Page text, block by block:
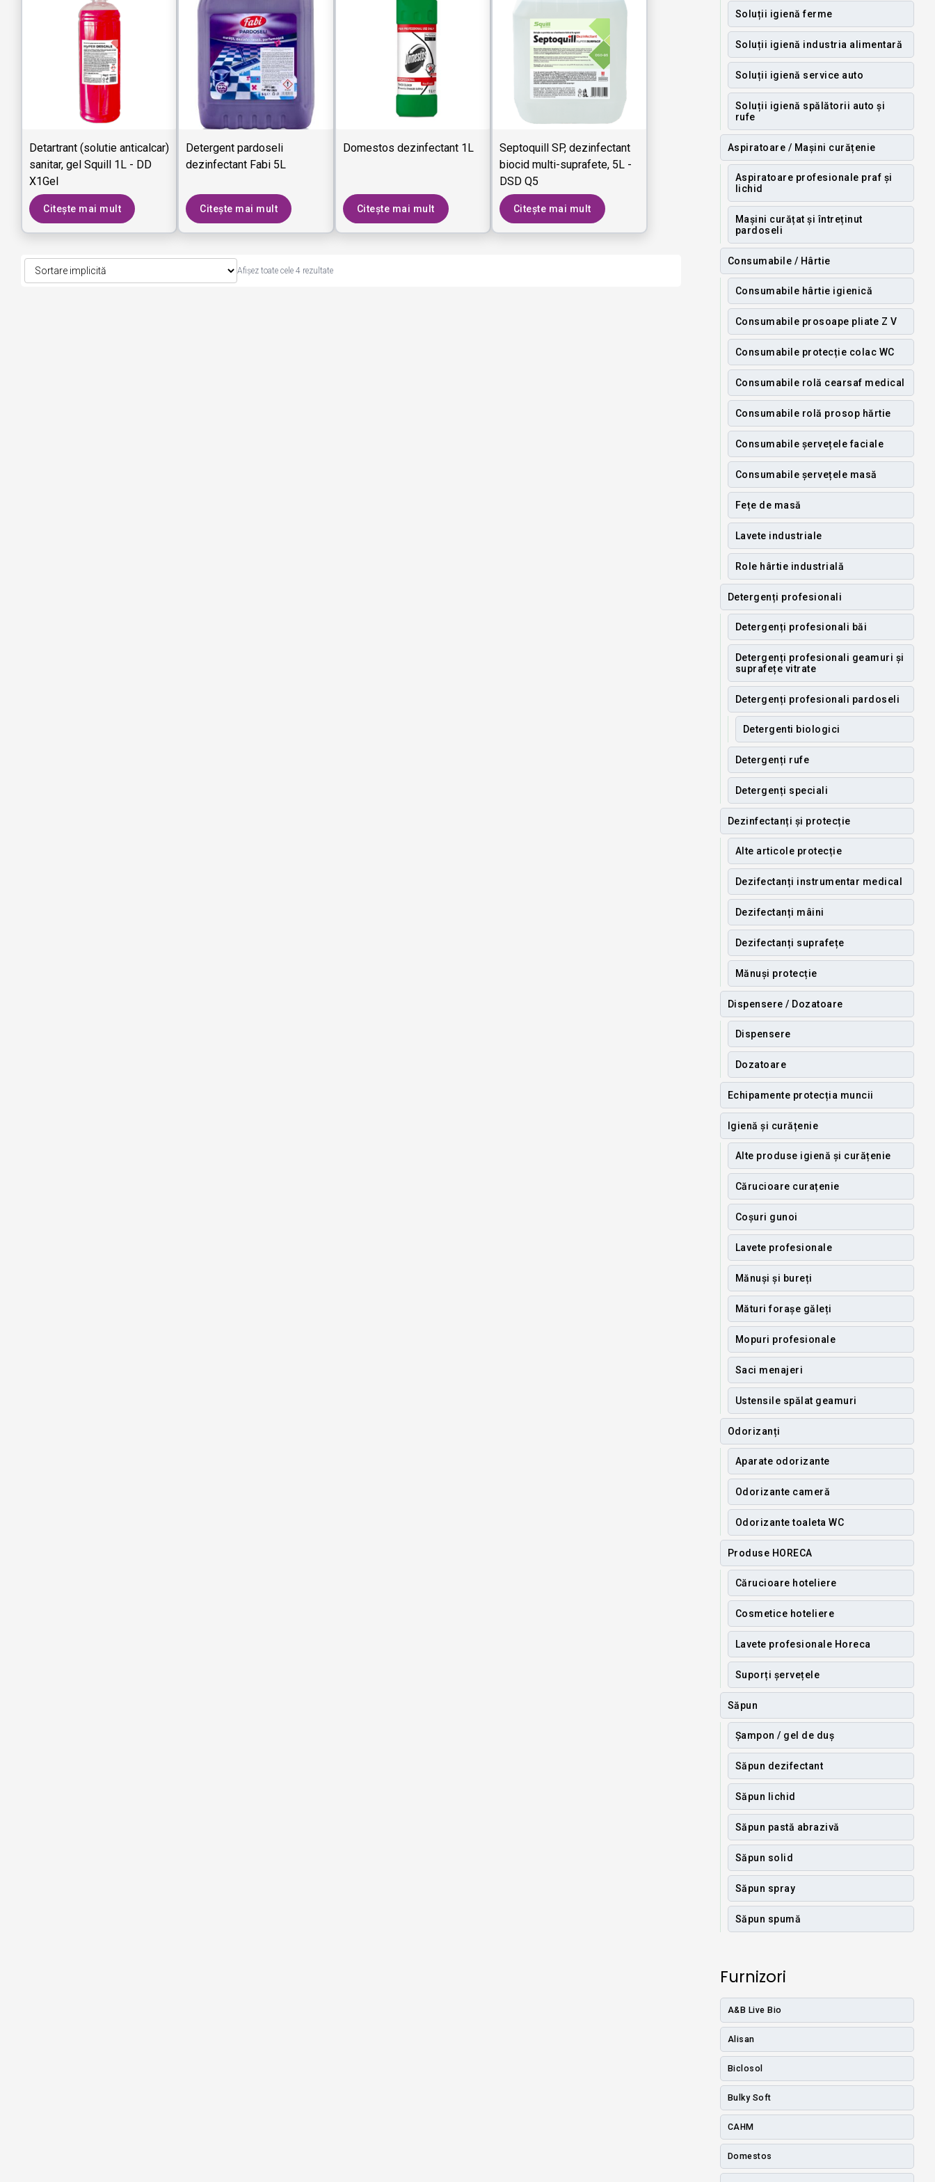
Detartrant (solutie anticalcar)
sanitar, gel Squill 1L - DD
X1Gel
Citește mai mult
Detergent pardoseli
dezinfectant Fabi 5L
Citește mai mult
Domestos dezinfectant 1L
Citește mai mult
Septoquill SP, dezinfectant
biocid multi-suprafete, 5L -
DSD Q5
Citește mai mult
Afișez toate cele 4 rezultate
Soluții igienă ferme
Soluții igienă industria alimentară
Soluții igienă service auto
Soluții igienă spălătorii auto și
rufe
Aspiratoare / Mașini curățenie
Aspiratoare profesionale praf și
lichid
Mașini curățat și întreținut
pardoseli
Consumabile / Hârtie
Consumabile hârtie igienică
Consumabile prosoape pliate Z V
Consumabile protecție colac WC
Consumabile rolă cearsaf medical
Consumabile rolă prosop hărtie
Consumabile șervețele faciale
Consumabile șervețele masă
Fețe de masă
Lavete industriale
Role hârtie industrială
Detergenți profesionali
Detergenți profesionali băi
Detergenți profesionali geamuri și
suprafețe vitrate
Detergenți profesionali pardoseli
Detergenti biologici
Detergenți rufe
Detergenți speciali
Dezinfectanți și protecție
Alte articole protecție
Dezifectanți instrumentar medical
Dezifectanți mâini
Dezifectanți suprafețe
Mănuși protecție
Dispensere / Dozatoare
Dispensere
Dozatoare
Echipamente protecția muncii
Igienă și curățenie
Alte produse igienă și curățenie
Cărucioare curațenie
Coșuri gunoi
Lavete profesionale
Mănuși și bureți
Mături forașe găleți
Mopuri profesionale
Saci menajeri
Ustensile spălat geamuri
Odorizanți
Aparate odorizante
Odorizante cameră
Odorizante toaleta WC
Produse HORECA
Cărucioare hoteliere
Cosmetice hoteliere
Lavete profesionale Horeca
Suporți șervețele
Săpun
Șampon / gel de duș
Săpun dezifectant
Săpun lichid
Săpun pastă abrazivă
Săpun solid
Săpun spray
Săpun spumă
Furnizori
A&B Live Bio
Alisan
Biclosol
Bulky Soft
CAHM
Domestos